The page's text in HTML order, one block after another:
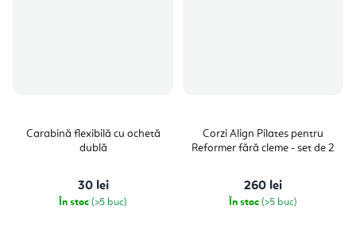
Carabină flexibilă cu ochetă
dublă
30 lei
În stoc (>5 buc)
Corzi Align Pilates pentru
Reformer fără cleme - set de 2
260 lei
În stoc (>5 buc)